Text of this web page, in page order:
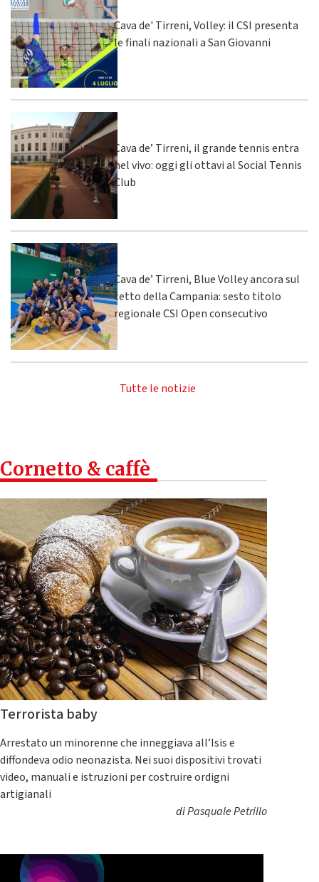
Cava de' Tirreni, Volley: il CSI presenta
le finali nazionali a San Giovanni
Cava de’ Tirreni, il grande tennis entra
nel vivo: oggi gli ottavi al Social Tennis
Club
Cava de’ Tirreni, Blue Volley ancora sul
tetto della Campania: sesto titolo
regionale CSI Open consecutivo
Tutte le notizie
Cornetto & caffè
Terrorista baby
Arrestato un minorenne che inneggiava all’Isis e
diffondeva odio neonazista. Nei suoi dispositivi trovati
video, manuali e istruzioni per costruire ordigni
artigianali
diPasquale Petrillo